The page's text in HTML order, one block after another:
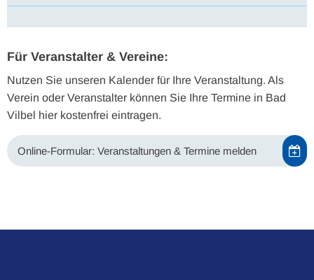
Für Veranstalter & Vereine:
Nutzen Sie unseren Kalender für Ihre Veranstaltung. Als
Verein oder Veranstalter können Sie Ihre Termine in Bad
Vilbel hier kostenfrei eintragen.
Online-Formular: Veranstaltungen & Termine melden